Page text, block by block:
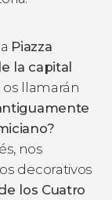
Piazza
la capital
llamarán
nos
decorativos
los Cuatro